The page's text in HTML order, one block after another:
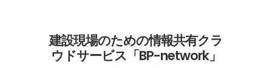
建設現場のための情報共有クラ
ウドサービス「BP-network」